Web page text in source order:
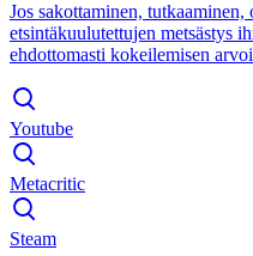
Jos sakottaminen,
etsintäkuulutettujen metsästys
ehdottomasti kokeilemisen
Youtube
Metacritic
Steam